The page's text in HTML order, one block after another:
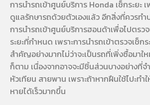
การนำรถเข้าศูนย์บริการ Honda เช็กระยะ
ดูแลรักษารถด้วยตัวเองแล้ว อีกสิ่งที่ควรทำ
การนำรถเข้าศูนย์บริการฮอนด้าเพื่อไปตรว
ระยะที่กำหนด เพราะการนำรถเข้าตรวจเช็กร
สำคัญอย่างมากไม่ว่าจะเป็นรถที่เพิ่งซื้อมาใ
ก็ตาม เนื่องจากอาจจะมีชิ้นส่วนบางอย่างที่จ
หัวเทียน สายพาน เพราะถ้าหากฝืนใช้ไปะทำ
หายได้เร็วมากขึ้น